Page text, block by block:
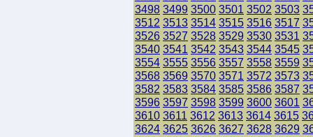
3498 3499 3500 3501 3502 3503
3512 3513 3514 3515 3516 3517
3526 3527 3528 3529 3530 3531
3540 3541 3542 3543 3544 3545
3554 3555 3556 3557 3558 3559
3568 3569 3570 3571 3572 3573
3582 3583 3584 3585 3586 3587
3596 3597 3598 3599 3600 3601
3610 3611 3612 3613 3614 3615
3624 3625 3626 3627 3628 3629